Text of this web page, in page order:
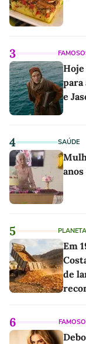
3
para
e
4 SAÚDE
5 PLANETA
Em
de
6